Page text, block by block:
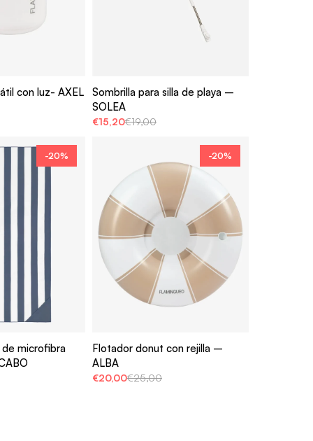
con luz- AXEL
Sombrilla para silla de playa –
SOLEA
€15,20€19,00
-20%
de microfibra
-20%
Flotador donut con rejilla –
ALBA
€20,00€25,00